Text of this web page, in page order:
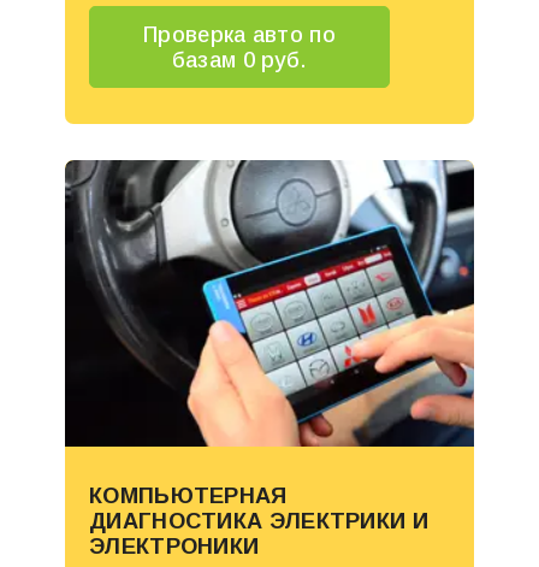
Проверка авто по
базам 0 руб.
КОМПЬЮТЕРНАЯ
ДИАГНОСТИКА ЭЛЕКТРИКИ И
ЭЛЕКТРОНИКИ